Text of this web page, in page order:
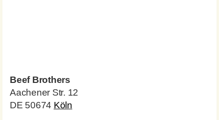
Beef Brothers
Aachener Str. 12
DE 50674 Köln